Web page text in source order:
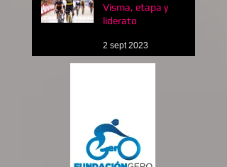
Visma, etapa y
liderato
2 sept 2023